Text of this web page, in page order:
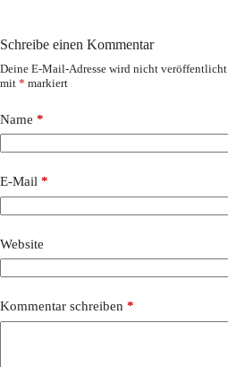
Schreibe einen Kommentar
Deine E-Mail-Adresse wird nicht veröffentlicht.
mit * markiert
Name *
E-Mail *
Website
Kommentar schreiben *